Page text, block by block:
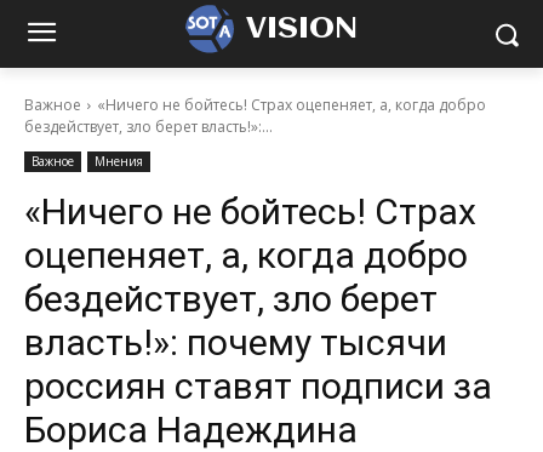
VISION
Важное
«Ничего не бойтесь! Страх оцепеняет, а, когда добро
бездействует, зло берет власть!»:...
Важное Мнения
«Ничего не бойтесь! Страх
оцепеняет, а, когда добро
бездействует, зло берет
власть!»: почему тысячи
россиян ставят подписи за
Бориса Надеждина